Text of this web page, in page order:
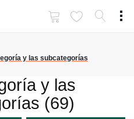
y las subcategorías
y las
(69)